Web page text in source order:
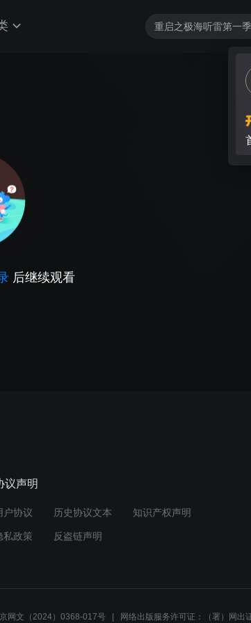
后继续观看
议声明
户协议 历史协议文本 知识产权声明
私政策 反盗链声明
网文（2024）0368-017号 网络出版服务许可证：（署）网出